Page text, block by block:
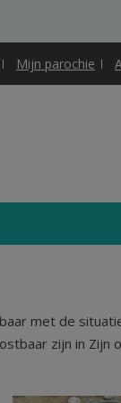
Mijn parochie
met de
zijn in Zijn